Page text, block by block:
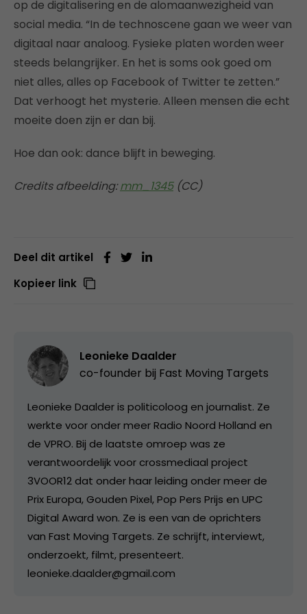
op de digitalisering en de alomaanwezigheid van
social media. “In de technoscene gaan we weer van
digitaal naar analoog. Fysieke platen worden weer
steeds belangrijker. En het is soms ook goed om
niet alles, alles op Facebook of Twitter te zetten.”
Dat verhoogt het mysterie. Alleen mensen die echt
moeite doen zijn er dan bij.
Hoe dan ook: dance blijft in beweging.
Credits afbeelding:mm_1345(CC)
Deel dit artikel
Kopieer link
Leonieke Daalder
co-founder bij Fast Moving Targets
Leonieke Daalder is politicoloog en journalist. Ze
werkte voor onder meer Radio Noord Holland en
de VPRO. Bij de laatste omroep was ze
verantwoordelijk voor crossmediaal project
3VOOR12 dat onder haar leiding onder meer de
Prix Europa, Gouden Pixel, Pop Pers Prijs en UPC
Digital Award won. Ze is een van de oprichters
van Fast Moving Targets. Ze schrijft, interviewt,
onderzoekt, filmt, presenteert.
leonieke.daalder@gmail.com